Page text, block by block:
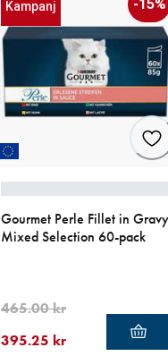
Kampanj -15%
Gourmet Perle Fillet in Gravy
Mixed Selection 60-pack
395.25 kr
465.00 kr